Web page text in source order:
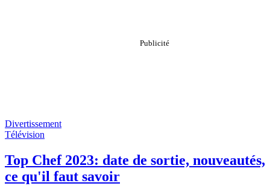
Divertissement
Télévision
Top Chef 2023: date de sortie, nouveautés,
ce qu'il faut savoir